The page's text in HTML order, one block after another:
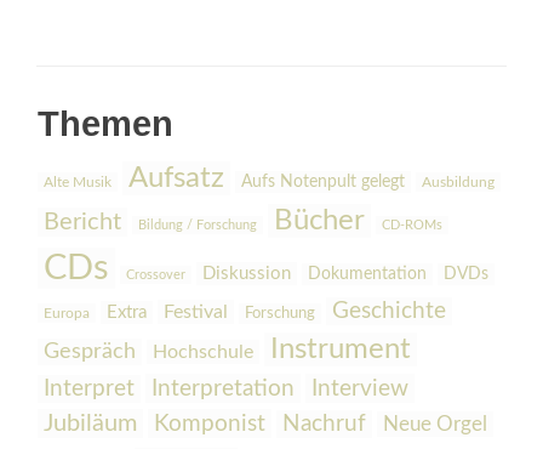
Themen
Alte Musik Aufsatz Aufs Notenpult gelegt Ausbildung
Bericht Bildung / Forschung Bücher CD-ROMs
CDs Crossover Diskussion Dokumentation DVDs
Europa Extra Festival Forschung Geschichte
Gespräch Hochschule Instrument
Interpret Interpretation
Interview
Jubiläum
Komponist Nachruf Neue Orgel